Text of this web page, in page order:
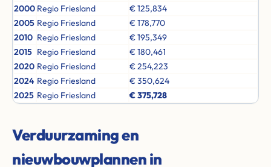
2000 Regio Friesland
€ 125,834
2005 Regio Friesland
€ 178,770
2010 Regio Friesland
€ 195,349
2015 Regio Friesland
€ 180,461
2020 Regio Friesland
€ 254,223
2024 Regio Friesland
€ 350,624
2025 Regio Friesland € 375,728
Verduurzaming en
nieuwbouwplannen in